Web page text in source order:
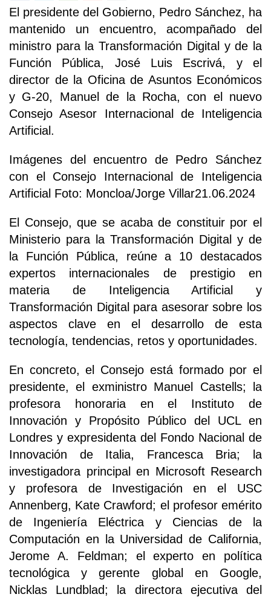
El presidente del Gobierno, Pedro Sánchez, ha
mantenido un encuentro, acompañado del
ministro para la Transformación Digital y de la
Función Pública, José Luis Escrivá, y el
director de la Oficina de Asuntos Económicos
y G-20, Manuel de la Rocha, con el nuevo
Consejo Asesor Internacional de Inteligencia
Artificial.
Imágenes del encuentro de Pedro Sánchez
con el Consejo Internacional de Inteligencia
Artificial Foto: Moncloa/Jorge Villar21.06.2024
El Consejo, que se acaba de constituir por el
Ministerio para la Transformación Digital y de
la Función Pública, reúne a 10 destacados
expertos internacionales de prestigio en
materia de Inteligencia Artificial y
Transformación Digital para asesorar sobre los
aspectos clave en el desarrollo de esta
tecnología, tendencias, retos y oportunidades.
En concreto, el Consejo está formado por el
presidente, el exministro Manuel Castells; la
profesora honoraria en el Instituto de
Innovación y Propósito Público del UCL en
Londres y expresidenta del Fondo Nacional de
Innovación de Italia, Francesca Bria; la
investigadora principal en Microsoft Research
y profesora de Investigación en el USC
Annenberg, Kate Crawford; el profesor emérito
de Ingeniería Eléctrica y Ciencias de la
Computación en la Universidad de California,
Jerome A. Feldman; el experto en política
tecnológica y gerente global en Google,
Nicklas Lundblad; la directora ejecutiva del